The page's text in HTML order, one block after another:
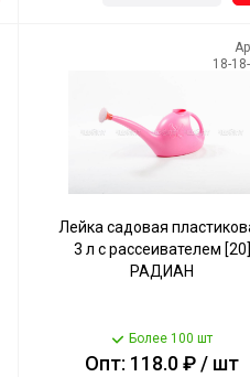
18-
Лейка садовая
3 л с рассеивателем [20]
РАДИАН
Более 100 шт
Опт: 118.0 ₽ / шт